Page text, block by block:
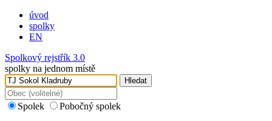
úvod
spolky
EN
Spolkový rejstřík 3.0
spolky na jednom místě
Hledat
Spolek
Pobočný spolek